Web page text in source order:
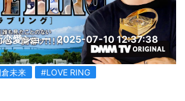
恋愛ショー 2025-07-10 12:37:38
未来 #LOVE RING